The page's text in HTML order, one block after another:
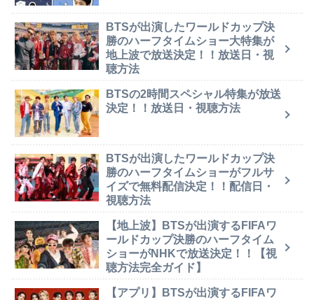
BTSが出演したワールドカップ決
勝のハーフタイムショー大特集が
地上波で放送決定！！放送日・視
聴方法
BTSの2時間スペシャル特集が放送
決定！！放送日・視聴方法
BTSが出演したワールドカップ決
勝のハーフタイムショーがフルサ
イズで無料配信決定！！配信日・
視聴方法
【地上波】BTSが出演するFIFAワ
ールドカップ決勝のハーフタイム
ショーがNHKで放送決定！！【視
聴方法完全ガイド】
【アプリ】BTSが出演するFIFAワ